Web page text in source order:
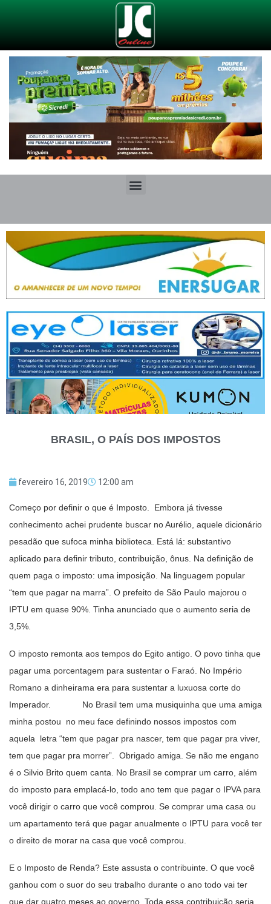
BRASIL, O PAÍS DOS IMPOSTOS
fevereiro 16, 2019 12:00 am
Começo por definir o que é Imposto. Embora já tivesse
conhecimento achei prudente buscar no Aurélio, aquele dicionário
pesadão que sufoca minha biblioteca. Está lá: substantivo
aplicado para definir tributo, contribuição, ônus. Na definição de
quem paga o imposto: uma imposição. Na linguagem popular
“tem que pagar na marra”. O prefeito de São Paulo majorou o
IPTU em quase 90%. Tinha anunciado que o aumento seria de
3,5%.
O imposto remonta aos tempos do Egito antigo. O povo tinha que
pagar uma porcentagem para sustentar o Faraó. No Império
Romano a dinheirama era para sustentar a luxuosa corte do
Imperador. No Brasil tem uma musiquinha que uma amiga
minha postou no meu face definindo nossos impostos com
aquela letra “tem que pagar pra nascer, tem que pagar pra viver,
tem que pagar pra morrer”. Obrigado amiga. Se não me engano
é o Silvio Brito quem canta. No Brasil se comprar um carro, além
do imposto para emplacá-lo, todo ano tem que pagar o IPVA para
você dirigir o carro que você comprou. Se comprar uma casa ou
um apartamento terá que pagar anualmente o IPTU para você ter
o direito de morar na casa que você comprou.
E o Imposto de Renda? Este assusta o contribuinte. O que você
ganhou com o suor do seu trabalho durante o ano todo vai ter
que dar quatro meses ao governo. Toda essa contribuição seria